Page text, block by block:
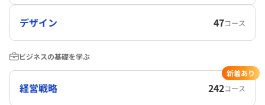
デザイン 47コース
ビジネスの基礎を学ぶ
経営戦略 242コース
新着あり